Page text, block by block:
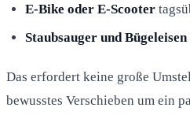
E-Bike oder E-Scooter
Staubsauger und Bügeleisen
Das erfordert keine große
bewusstes Verschieben um ein